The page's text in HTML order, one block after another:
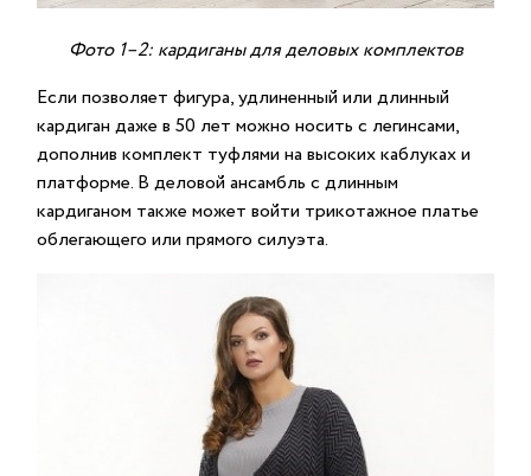
Фото 1–2: кардиганы для деловых комплектов
Если позволяет фигура, удлиненный или длинный
кардиган даже в 50 лет можно носить с легинсами,
дополнив комплект туфлями на высоких каблуках и
платформе. В деловой ансамбль с длинным
кардиганом также может войти трикотажное платье
облегающего или прямого силуэта.